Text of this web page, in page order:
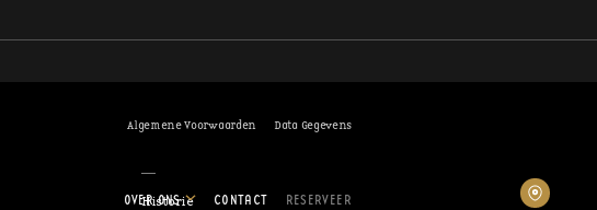
Algemene Voorwaarden Data Gegevens
OVER ONS
Historie
CONTACT RESERVEER